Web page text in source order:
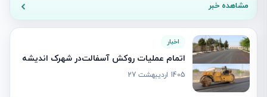
مشاهده خبر
اخبار
اتمام عملیات روکش آسفالت‌در شهرک اندیشه
1405 اردیبهشت 27